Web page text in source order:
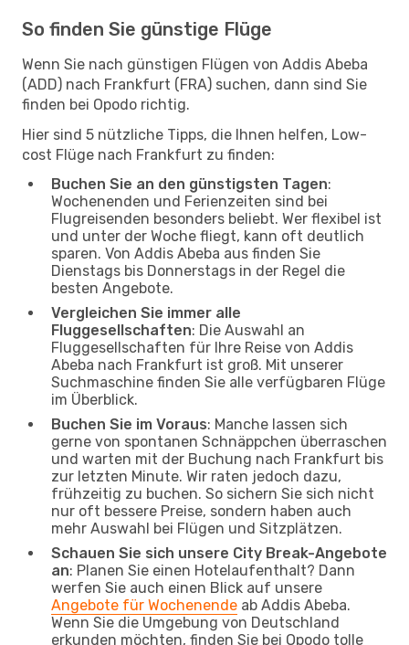
So finden Sie günstige Flüge
Wenn Sie nach günstigen Flügen von Addis Abeba
(ADD) nach Frankfurt (FRA) suchen, dann sind Sie
finden bei Opodo richtig.
Hier sind 5 nützliche Tipps, die Ihnen helfen, Low-
cost Flüge nach Frankfurt zu finden:
Buchen Sie an den günstigsten Tagen:
Wochenenden und Ferienzeiten sind bei
Flugreisenden besonders beliebt. Wer flexibel ist
und unter der Woche fliegt, kann oft deutlich
sparen. Von Addis Abeba aus finden Sie
Dienstags bis Donnerstags in der Regel die
besten Angebote.
Vergleichen Sie immer alle
Fluggesellschaften: Die Auswahl an
Fluggesellschaften für Ihre Reise von Addis
Abeba nach Frankfurt ist groß. Mit unserer
Suchmaschine finden Sie alle verfügbaren Flüge
im Überblick.
Buchen Sie im Voraus: Manche lassen sich
gerne von spontanen Schnäppchen überraschen
und warten mit der Buchung nach Frankfurt bis
zur letzten Minute. Wir raten jedoch dazu,
frühzeitig zu buchen. So sichern Sie sich nicht
nur oft bessere Preise, sondern haben auch
mehr Auswahl bei Flügen und Sitzplätzen.
Schauen Sie sich unsere City Break-Angebote
an: Planen Sie einen Hotelaufenthalt? Dann
werfen Sie auch einen Blick auf unsere
Angebote für Wochenende ab Addis Abeba.
Wenn Sie die Umgebung von Deutschland
erkunden möchten, finden Sie bei Opodo tolle